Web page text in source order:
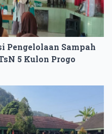
Pengelolaan Sampah
5 Kulon Progo